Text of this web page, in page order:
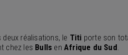
deux réalisations, le Titi porte son
chez les Bulls enAfrique du Sud.